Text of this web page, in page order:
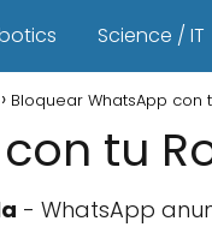
Science / IT
Bloquear WhatsApp con
tu
- WhatsApp